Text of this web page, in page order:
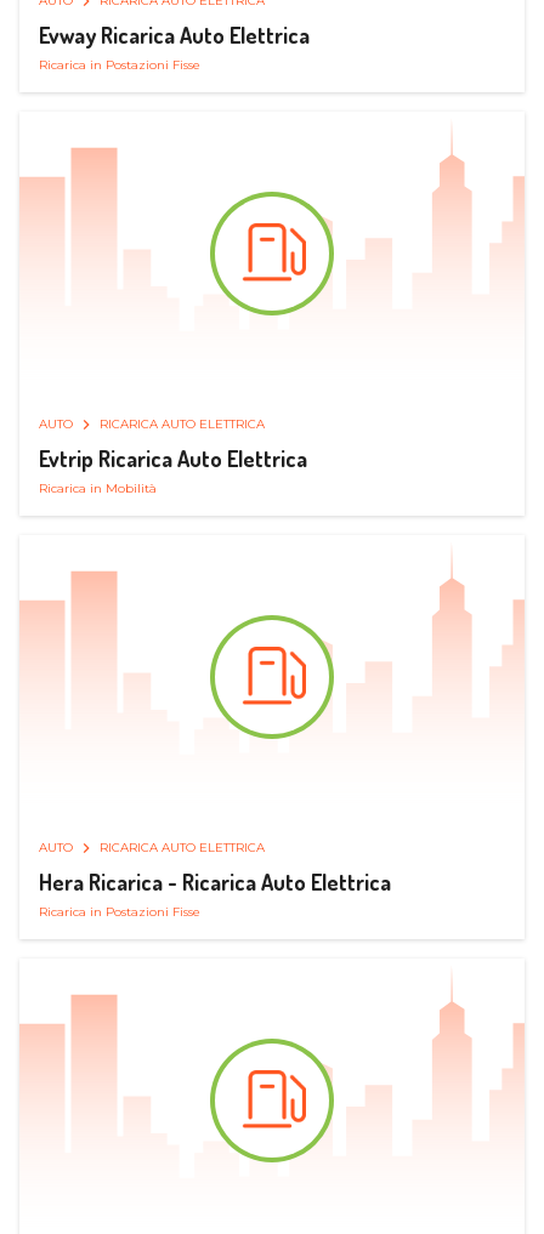
Evway Ricarica Auto Elettrica
Ricarica in Postazioni Fisse
AUTO RICARICA AUTO ELETTRICA
Evtrip Ricarica Auto Elettrica
Ricarica in Mobilità
AUTO RICARICA AUTO ELETTRICA
Hera Ricarica - Ricarica Auto Elettrica
Ricarica in Postazioni Fisse